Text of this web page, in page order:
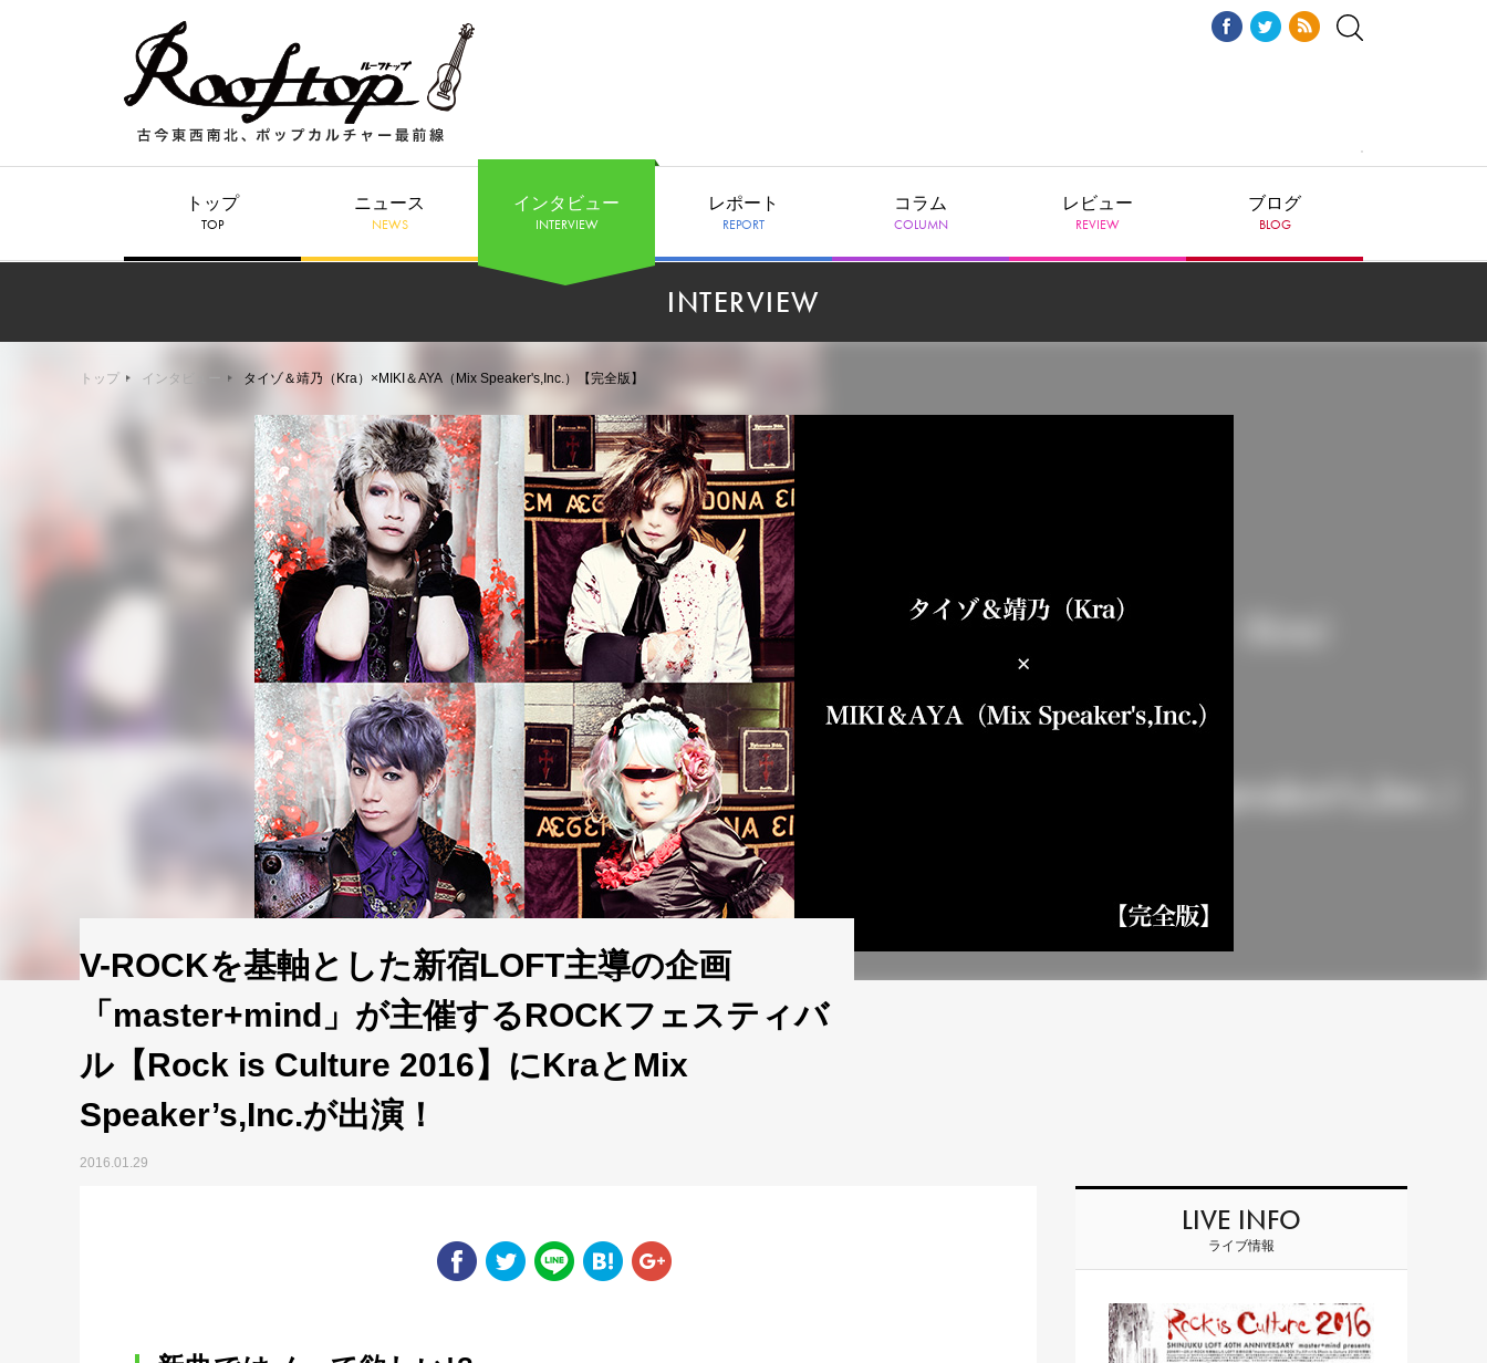
トップ
TOP
ニュース
NEWS
インタビュー
INTERVIEW
レポート
REPORT
コラム
COLUMN
レビュー
REVIEW
ブログ
BLOG
INTERVIEW
トップ インタビュー タイゾ＆靖乃（Kra）×MIKI＆AYA（Mix Speaker's,Inc.）【完全版】
V-ROCKを基軸とした新宿LOFT主導の企画
「master+mind」が主催するROCKフェスティバ
ル【Rock is Culture 2016】にKraとMix
Speaker’s,Inc.が出演！
2016.01.29
LIVE INFO
ライブ情報